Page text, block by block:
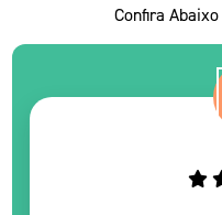
Confira Abaixo